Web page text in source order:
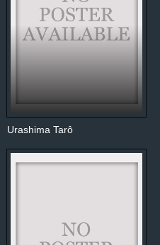
Urashima Tarô